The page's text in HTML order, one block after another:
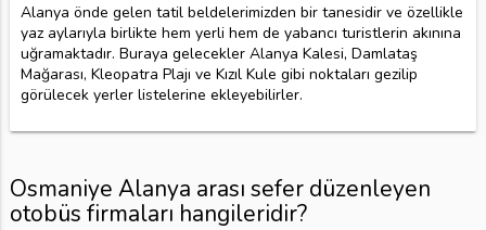
Alanya önde gelen tatil beldelerimizden bir tanesidir ve özellikle
yaz aylarıyla birlikte hem yerli hem de yabancı turistlerin akınına
uğramaktadır. Buraya gelecekler Alanya Kalesi, Damlataş
Mağarası, Kleopatra Plajı ve Kızıl Kule gibi noktaları gezilip
görülecek yerler listelerine ekleyebilirler.
Osmaniye Alanya arası sefer düzenleyen
otobüs firmaları hangileridir?